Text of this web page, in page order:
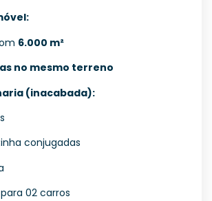
6.000 m²
no mesmo terreno
(inacabada):
conjugadas
02 carros